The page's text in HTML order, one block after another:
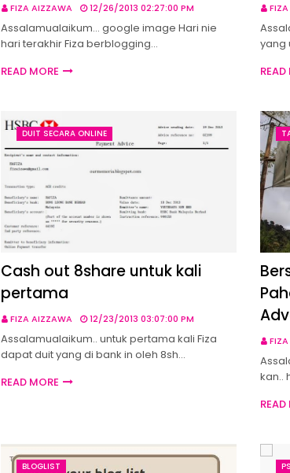
FIZA AIZZAWA 12/26/2013 02:27:00 PM
Assalamualaikum... google image Hari nie
hari terakhir Fiza berblogging…
READ MORE
yang
READ
DUIT SECARA ONLINE
Cash out 8share untuk kali
pertama
FIZA AIZZAWA 12/23/2013 03:07:00 PM
Assalamualaikum.. untuk pertama kali Fiza
dapat duit yang di bank in oleh 8sh…
READ MORE
kan..
READ
BLOGLIST